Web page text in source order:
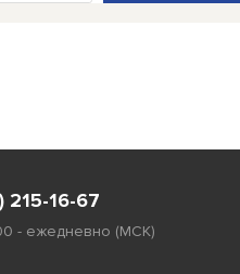
215-16-67
- ежедневно (МСК)